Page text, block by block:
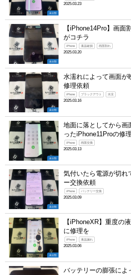
未分類
2025.03.23
未分類
【iPhone14Pro】画面
がコチラ
iPhone 液晶破損 画面割れ
2025.03.20
未分類
水濡れによって画面が
修理依頼
iPhone ブラックアウト 水没
2025.03.16
未分類
地面に落としてから画
ったiPhone11Proの修理
iPhone 画面交換
2025.03.13
未分類
気付いたら電源が切れ
ー交換依頼
iPhone バッテリー交換
2025.03.09
未分類
【iPhoneXR】重度の
に修理を
iPhone 液晶漏れ
2025.03.06
バッテリーの膨張によ